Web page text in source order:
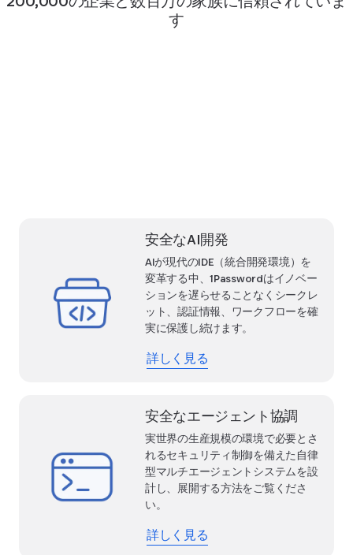
す
安全なAI開発
AIが現代のIDE（統合開発環境）を
変革する中、1Passwordはイノベー
ションを遅らせることなくシークレ
ット、認証情報、ワークフローを確
実に保護し続けます。
詳しく見る
安全なエージェント協調
実世界の生産規模の環境で必要とさ
れるセキュリティ制御を備えた自律
型マルチエージェントシステムを設
計し、展開する方法をご覧くださ
い。
詳しく見る